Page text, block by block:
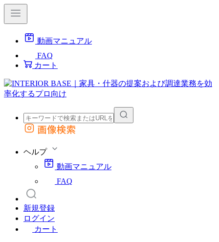
動画マニュアル
FAQ
カート
外部サイトの商品をカートに追加
画像検索
ヘルプ
動画マニュアル
FAQ
新規登録
ログイン
カート